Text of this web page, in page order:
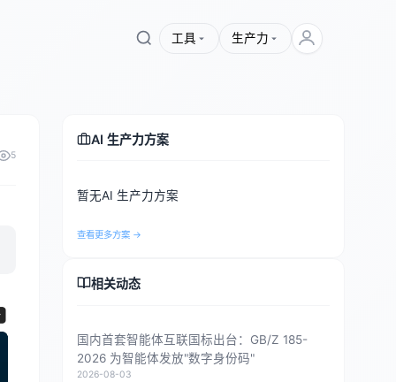
工具 生产力
5
AI 生产力方案
暂无AI 生产力方案
查看更多方案 →
相关动态
国内首套智能体互联国标出台：GB/Z 185-
2026 为智能体发放"数字身份码"
2026-08-03